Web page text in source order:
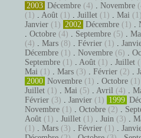
2003 Décembre (4) . Novembre
(1) . Août (1) . Juillet (1) . Mai (1)
Janvier (1) 2002 Décembre (1) .
. Octobre (4) . Septembre (5) .
(4) . Mars (8) . Février (1) .
Décembre (1) . Novembre (6) .
Septembre (1) . Août (1) . Juillet
Mai (1) . Mars (3) . Février (2) .
2000 Novembre (1) . Octobre (1)
Juillet (1) . Mai (5) . Avril (4) .
Février (3) . Janvier (1) 1999
Novembre (1) . Octobre (2) .
Août (1) . Juillet (1) . Juin (3) .
(1) . Mars (3) . Février (1) .